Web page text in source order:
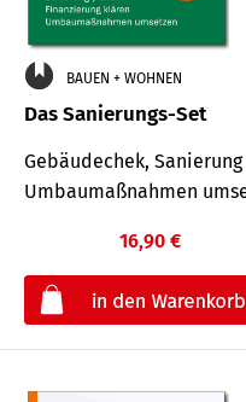
BAUEN + WOHNEN
Das Sanierungs-Set
Gebäudechek,
Umbaumaßnahmen
16,90 €